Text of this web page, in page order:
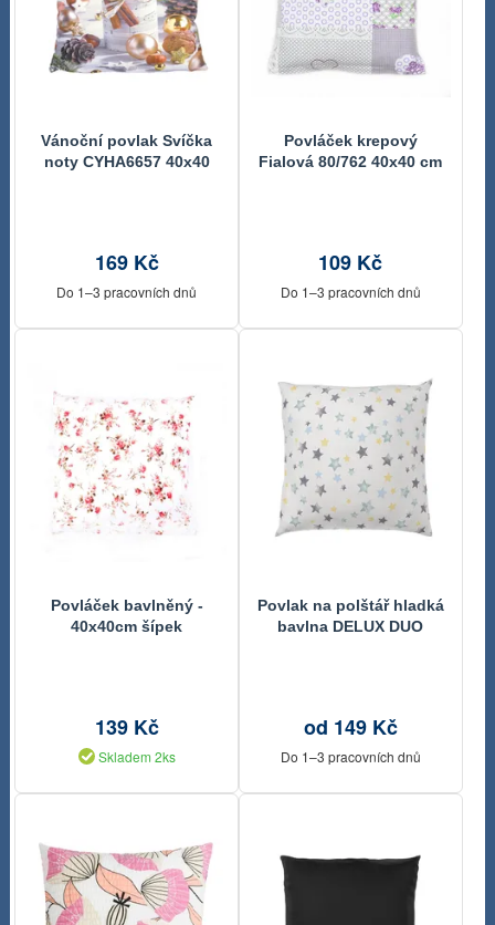
Vánoční povlak Svíčka
noty CYHA6657 40x40
169 Kč
Do 1–3 pracovních dnů
Povláček krepový
Fialová 80/762 40x40 cm
109 Kč
Do 1–3 pracovních dnů
Povláček bavlněný -
40x40cm šípek
139 Kč
Skladem 2ks
Povlak na polštář hladká
bavlna DELUX DUO
od 149 Kč
Do 1–3 pracovních dnů